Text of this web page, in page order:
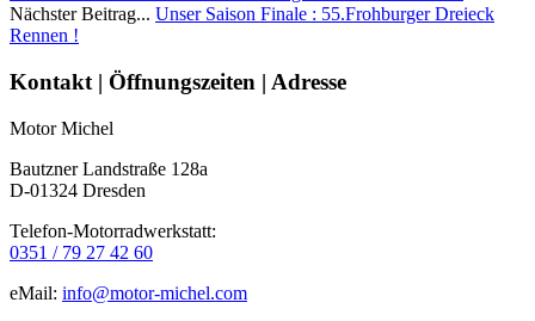
Nächster Beitrag... Unser Saison Finale : 55.Frohburger Dreieck
Rennen !
Seitenleiste
Kontakt | Öffnungszeiten | Adresse
Motor Michel
Bautzner Landstraße 128a
D-01324 Dresden
Telefon-Motorradwerkstatt:
0351 / 79 27 42 60
eMail: info@motor-michel.com